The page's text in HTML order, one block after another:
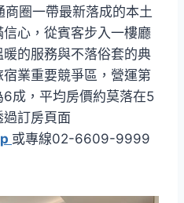
圈一帶最新落成的本土
心，從賓客步入一樓廳
的服務與不落俗套的典
業重要競爭區，營運第
成，平均房價約莫落在5
訂房頁面
或專線02-6609-9999